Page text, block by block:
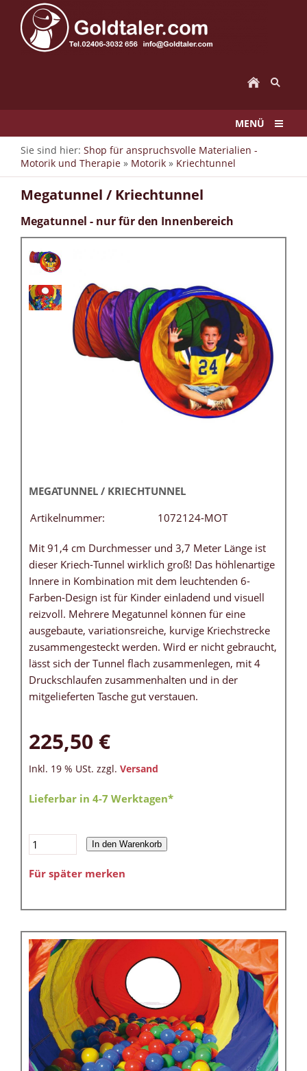
MENÜ
Sie sind hier: Shop für anspruchsvolle Materialien -
Motorik und Therapie » Motorik » Kriechtunnel
Megatunnel / Kriechtunnel
Megatunnel - nur für den Innenbereich
MEGATUNNEL / KRIECHTUNNEL
Artikelnummer:
1072124-MOT
Mit 91,4 cm Durchmesser und 3,7 Meter Länge ist
dieser Kriech-Tunnel wirklich groß! Das höhlenartige
Innere in Kombination mit dem leuchtenden 6-
Farben-Design ist für Kinder einladend und visuell
reizvoll. Mehrere Megatunnel können für eine
ausgebaute, variationsreiche, kurvige Kriechstrecke
zusammengesteckt werden. Wird er nicht gebraucht,
lässt sich der Tunnel flach zusammenlegen, mit 4
Druckschlaufen zusammenhalten und in der
mitgelieferten Tasche gut verstauen.
225,50 €
Inkl. 19 % USt. zzgl. Versand
Lieferbar in 4-7 Werktagen*
In den Warenkorb
Für später merken